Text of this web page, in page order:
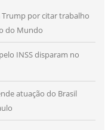
por citar trabalho
do Mundo
INSS disparam no
atuação do Brasil